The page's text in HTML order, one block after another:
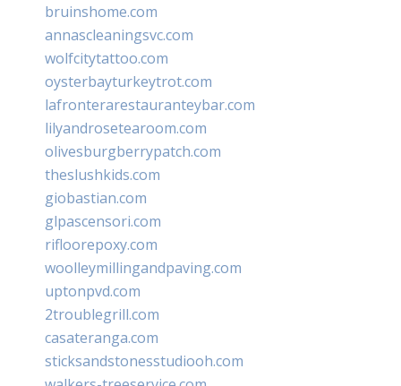
bruinshome.com
annascleaningsvc.com
wolfcitytattoo.com
oysterbayturkeytrot.com
lafronterarestauranteybar.com
lilyandrosetearoom.com
olivesburgberrypatch.com
theslushkids.com
giobastian.com
glpascensori.com
rifloorepoxy.com
woolleymillingandpaving.com
uptonpvd.com
2troublegrill.com
casateranga.com
sticksandstonesstudiooh.com